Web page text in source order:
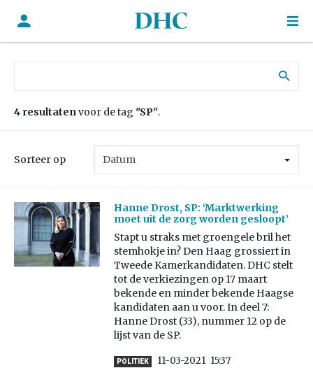
4 resultatenvoor de tag "SP".
Sorteer op
Hanne Drost, SP: ‘Marktwerking
moet uit de zorg worden gesloopt’
Stapt u straks met groengele bril het
stemhokje in? Den Haag grossiert in
Tweede Kamerkandidaten. DHC stelt
tot de verkiezingen op 17 maart
bekende en minder bekende Haagse
kandidaten aan u voor. In deel 7:
Hanne Drost (33), nummer 12 op de
lijst van de SP.
POLITIEK 11-03-2021 15:37